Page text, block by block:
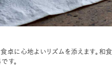
卓に心地よいリズムを添えます。和食
す。